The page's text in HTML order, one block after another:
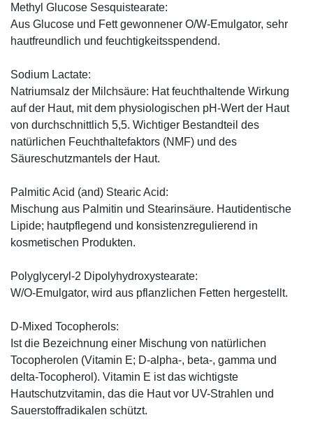
Methyl Glucose Sesquistearate:
Aus Glucose und Fett gewonnener O/W-Emulgator, sehr
hautfreundlich und feuchtigkeitsspendend.
Sodium Lactate:
Natriumsalz der Milchsäure: Hat feuchthaltende Wirkung
auf der Haut, mit dem physiologischen pH-Wert der Haut
von durchschnittlich 5,5. Wichtiger Bestandteil des
natürlichen Feuchthaltefaktors (NMF) und des
Säureschutzmantels der Haut.
Palmitic Acid (and) Stearic Acid:
Mischung aus Palmitin und Stearinsäure. Hautidentische
Lipide; hautpflegend und konsistenzregulierend in
kosmetischen Produkten.
Polyglyceryl-2 Dipolyhydroxystearate:
W/O-Emulgator, wird aus pflanzlichen Fetten hergestellt.
D-Mixed Tocopherols:
Ist die Bezeichnung einer Mischung von natürlichen
Tocopherolen (Vitamin E; D-alpha-, beta-, gamma und
delta-Tocopherol). Vitamin E ist das wichtigste
Hautschutzvitamin, das die Haut vor UV-Strahlen und
Sauerstoffradikalen schützt.